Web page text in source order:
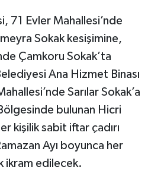
71 Evler Mahallesi’nde
Sokak kesişimine,
Çamkoru Sokak’ta
Ana Hizmet Binası
Sarılar Sokak’a
bulunan Hicri
kişilik sabit iftar çadırı
Ayı boyunca her
ikram edilecek.